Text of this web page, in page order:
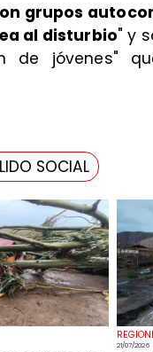
21/07/2026
grupos
al disturbio" y
de jóvenes"
SOCIAL